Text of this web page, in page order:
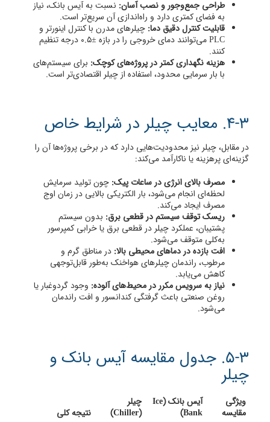
طراحی جمع‌وجور و نصب آسان: نسبت به آیس بانک، نیاز
به فضای کمتری دارد و راه‌اندازی آن سریع‌تر است.
قابلیت کنترل دقیق دما: چیلرهای مدرن با کنترل اینورتر و
PLC می‌توانند دمای خروجی را در بازه ±۰.۵ درجه تنظیم
کنند.
هزینه نگهداری کمتر در پروژه‌های کوچک: برای سیستم‌های
با بار سرمایی محدود، استفاده از چیلر اقتصادی‌تر است.
4-3. معایب چیلر در شرایط خاص
در مقابل، چیلر نیز محدودیت‌هایی دارد که در برخی پروژه‌ها آن را
گزینه‌ای پرهزینه یا ناکارآمد می‌کند:
مصرف بالای انرژی در ساعات پیک: چون تولید سرمایش
لحظه‌ای انجام می‌شود، بار الکتریکی بالایی در زمان اوج
مصرف ایجاد می‌کند.
ریسک توقف سیستم در قطعی برق: بدون سیستم
پشتیبان، عملکرد چیلر در قطعی برق یا خرابی کمپرسور
به‌کلی متوقف می‌شود.
افت بازده در دماهای محیطی بالا: در مناطق گرم و
مرطوب، راندمان چیلرهای هواخنک به‌طور قابل‌توجهی
کاهش می‌یابد.
نیاز به سرویس مکرر در محیط‌های آلوده: وجود گردوغبار یا
روغن صنعتی باعث گرفتگی کندانسور و افت راندمان
می‌شود.
5-3. جدول مقایسه آیس بانک و
چیلر
ویژگی
مقایسه
آیس بانک (Ice
Bank)
چیلر
(Chiller)
نتیجه کلی